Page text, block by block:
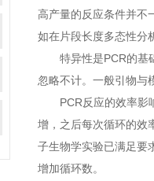
高产量的反应条件并不
如在片段长度多态性分
特异性是PCR的基础
忽略不计。一般引物与
PCR反应的效率影响
增，之后每次循环的效
子生物学实验已满足要
增加循环数。